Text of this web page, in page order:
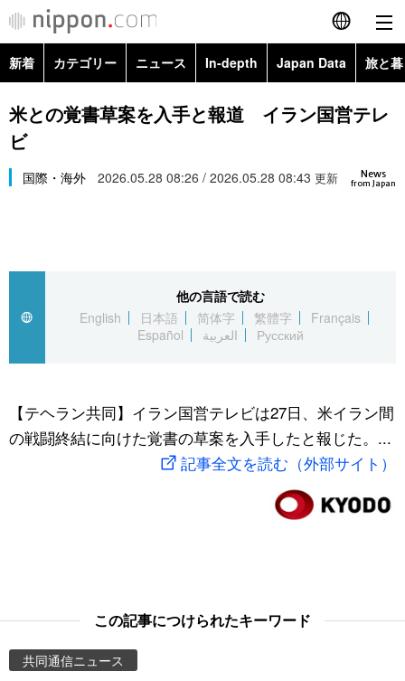
English
简体字
Русский
カテゴリー
経済・ビジネス
国際
文化
トップ
アーカイブ
In-depth
Japan Data
動画/Live
新着 カテゴリー ニュース In-depth Japan Data 旅と
政治・外交
経済・ビジネス
スポーツ・東京2020
Topics
米との覚書草案を入手と報道 イラン国営テレ
ビ
News
from Japan
国際・海外 2026.05.28 08:26 / 2026.05.28 08:43 更新
他の言語で読む
English
日本語 简体字 繁體字
Français
Español
العربية Русский
【テヘラン共同】イラン国営テレビは27日、米イラン間
の戦闘終結に向けた覚書の草案を入手したと報じた。...
記事全文を読む（外部サイト）
この記事につけられたキーワード
共同通信ニュース